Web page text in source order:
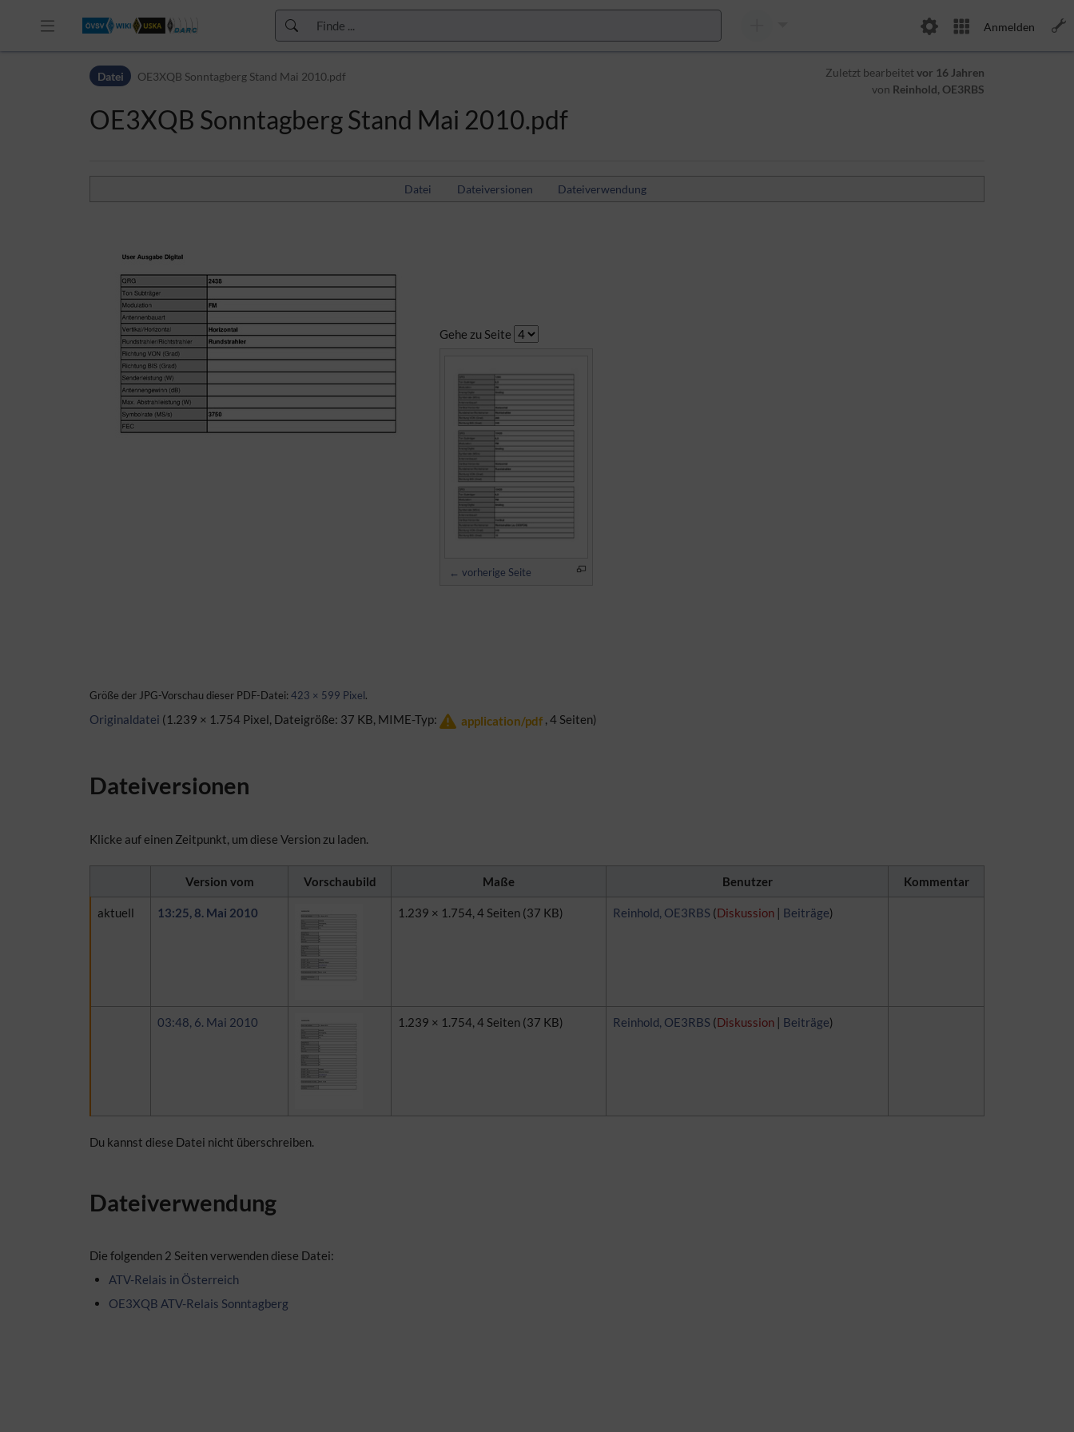
Zur Hauptnavigation
Zum Arbeitsbereich
Anmelden
Datei OE3XQB Sonntagberg Stand Mai 2010.pdf Zuletzt bearbeitetvor 16 Jahren
von Reinhold, OE3RBS
OE3XQB Sonntagberg Stand Mai 2010.pdf
Datei Dateiversionen Dateiverwendung
Größe der JPG-Vorschau dieser PDF-Datei: 423 × 599 Pixel .
Gehe zu Seite
← vorherige Seite
Originaldatei (1.239 × 1.754 Pixel, Dateigröße: 37 KB, MIME-Typ: application/pdf , 4 Seiten)
Dateiversionen
Klicke auf einen Zeitpunkt, um diese Version zu laden.
Version vom Vorschaubild Maße Benutzer Kommentar
aktuell 13:25, 8. Mai 2010 1.239 × 1.754, 4 Seiten (37 KB) Reinhold, OE3RBS (Diskussion Beiträge)
03:48, 6. Mai 2010 1.239 × 1.754, 4 Seiten (37 KB) Reinhold, OE3RBS (Diskussion Beiträge)
Du kannst diese Datei nicht überschreiben.
Dateiverwendung
Die folgenden 2 Seiten verwenden diese Datei:
ATV-Relais in Österreich
OE3XQB ATV-Relais Sonntagberg